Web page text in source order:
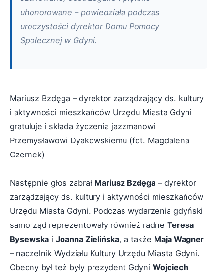
uhonorowane – powiedziała podczas
uroczystości dyrektor Domu Pomocy
Społecznej w Gdyni.
Mariusz Bzdęga – dyrektor zarządzający ds. kultury
i aktywności mieszkańców Urzędu Miasta Gdyni
gratuluje i składa życzenia jazzmanowi
Przemysławowi Dyakowskiemu (fot. Magdalena
Czernek)
Następnie głos zabrał Mariusz Bzdęga – dyrektor
zarządzający ds. kultury i aktywności mieszkańców
Urzędu Miasta Gdyni. Podczas wydarzenia gdyński
samorząd reprezentowały również radne Teresa
Bysewska i Joanna Zielińska, a także Maja Wagner
– naczelnik Wydziału Kultury Urzędu Miasta Gdyni.
Obecny był też były prezydent Gdyni Wojciech